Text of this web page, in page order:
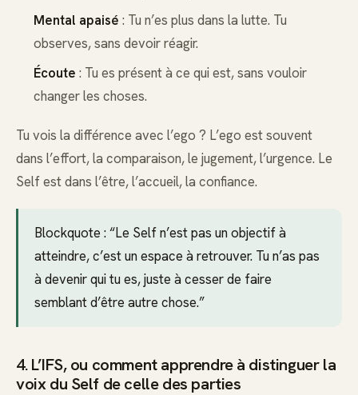
Mental apaisé : Tu n’es plus dans la lutte. Tu
observes, sans devoir réagir.
Écoute : Tu es présent à ce qui est, sans vouloir
changer les choses.
Tu vois la différence avec l’ego ? L’ego est souvent
dans l’effort, la comparaison, le jugement, l’urgence. Le
Self est dans l’être, l’accueil, la confiance.
Blockquote : “Le Self n’est pas un objectif à
atteindre, c’est un espace à retrouver. Tu n’as pas
à devenir qui tu es, juste à cesser de faire
semblant d’être autre chose.”
4. L’IFS, ou comment apprendre à distinguer la
voix du Self de celle des parties